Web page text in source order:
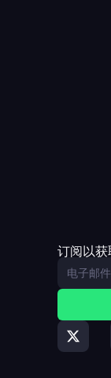
订阅以